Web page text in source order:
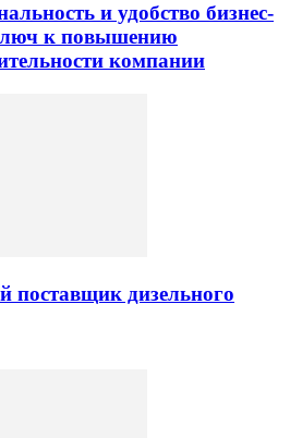
и удобство бизнес-
к повышению
компании
поставщик дизельного